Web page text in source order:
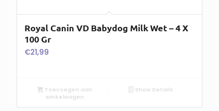
Royal Canin VD Babydog Milk Wet – 4 X
100 Gr
€21,99
Toevoegen aan
winkelwagen
Show Details